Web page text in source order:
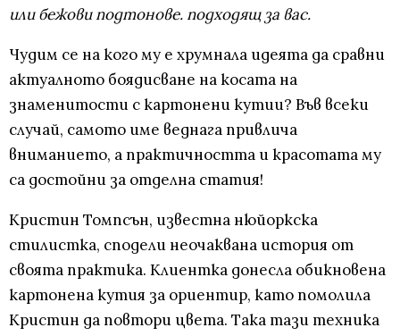
или бежови подтонове. подходящ за вас.
Чудим се на кого му е хрумнала идеята да сравни
актуалното боядисване на косата на
знаменитости с картонени кутии? Във всеки
случай, самото име веднага привлича
вниманието, а практичността и красотата му
са достойни за отделна статия!
Кристин Томпсън, известна нюйоркска
стилистка, сподели неочаквана история от
своята практика. Клиентка донесла обикновена
картонена кутия за ориентир, като помолила
Кристин да повтори цвета. Така тази техника